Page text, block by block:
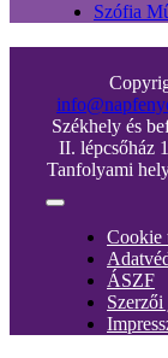
Szófia
Székhely és
II. lépcsőház
Tanfolyami
Toggle
NavigationCookie
ÁSZF